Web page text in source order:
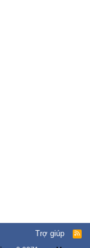
Trợ giúp
R